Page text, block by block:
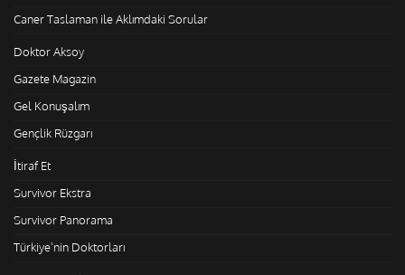
Caner Taslaman ile Aklımdaki Sorular
Doktor Aksoy
Gazete Magazin
Gel Konuşalım
Gençlik Rüzgarı
İtiraf Et
Survivor Ekstra
Survivor Panorama
Türkiye'nin Doktorları